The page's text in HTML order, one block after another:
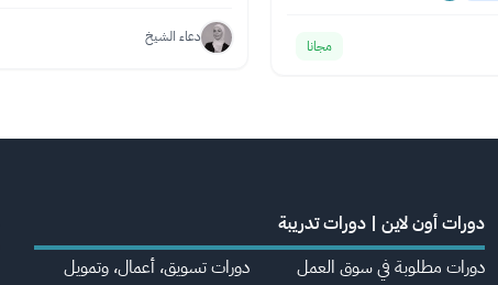
مجانا دعاء الشيخ
دورات أون لاين | دورات تدريبة
دورات مطلوبة في سوق العمل
دورات تسويق، أعمال، وتمويل